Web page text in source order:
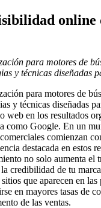
online
para motores de
y técnicas
para motores de
y técnicas diseñadas
web en los resultados
como Google. En un
comienzan
destacada en estos
no solo aumenta el
credibilidad de tu
que aparecen en las
en mayores tasas de
de las ventas.